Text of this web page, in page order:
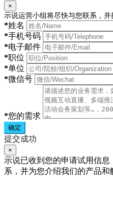
×
示说运营小组将尽快与您联系，并
*姓名
*手机号码
*电子邮件
*职位
*单位
*微信号
*您的需求
确定
提交成功
×
示说已收到您的申请试用信
系，并为您介绍我们的产品和